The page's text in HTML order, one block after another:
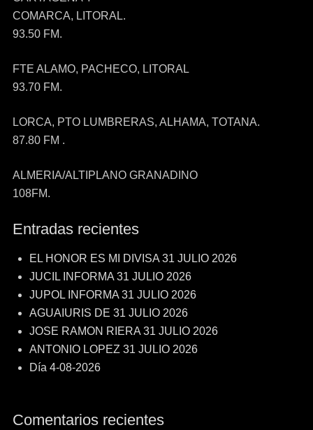
COMARCA, LITORAL.
93.50 FM.
FTE ALAMO, PACHECO, LITORAL
93.70 FM.
LORCA, PTO LUMBRERAS, ALHAMA, TOTANA.
87.80 FM .
ALMERIA/ALTIPLANO GRANADINO
108FM.
Entradas recientes
EL HONOR ES MI DIVISA 31 JULIO 2026
JUCIL INFORMA 31 JULIO 2026
JUPOL INFORMA 31 JULIO 2026
AGUAIURIS DE 31 JULIO 2026
JOSE RAMON RIERA 31 JULIO 2026
ANTONIO LOPEZ 31 JULIO 2026
Día 4-08-2026
Comentarios recientes